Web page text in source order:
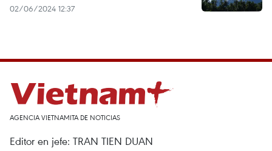
02/06/2024 12:37
AGENCIA VIETNAMITA DE NOTICIAS
Editor en jefe: TRAN TIEN DUAN